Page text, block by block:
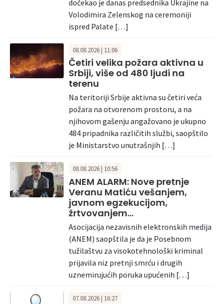
dočekao je danas predsednika Ukrajine na
Volodimira Zelenskog na ceremoniji
ispred Palate […]
08.08.2026 | 11:06
Četiri velika požara aktivna u
Srbiji, više od 480 ljudi na
terenu
Na teritoriji Srbije aktivna su četiri veća
požara na otvorenom prostoru, a na
njihovom gašenju angažovano je ukupno
484 pripadnika različitih službi, saopštilo
je Ministarstvo unutrašnjih […]
08.08.2026 | 10:56
ANEM ALARM: Nove pretnje
Veranu Matiću vešanjem,
javnom egzekucijom,
žrtvovanjem…
Asocijacija nezavisnih elektronskih medija
(ANEM) saopštila je da je Posebnom
tužilaštvu za visokotehnološki kriminal
prijavila niz pretnji smrću i drugih
uznemirujućih poruka upućenih […]
07.08.2026 | 16:27